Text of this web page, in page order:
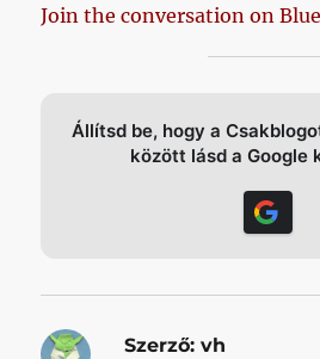
Join the conversation on
Állítsd be, hogy a
között lásd a Google
Szerző: vh